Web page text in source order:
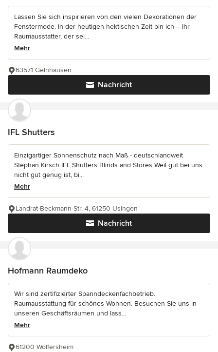
Lassen Sie sich inspirieren von den vielen Dekorationen der
Fenstermode. In der heutigen hektischen Zeit bin ich – Ihr
Raumausstatter, der sei...
Mehr
Nachricht
63571 Gelnhausen
IFL Shutters
Einzigartiger Sonnenschutz nach Maß - deutschlandweit
Stephan Kirsch IFL Shutters Blinds and Stores Weil gut bei uns
nicht gut genug ist, bi...
Mehr
Nachricht
Landrat-Beckmann-Str. 4, 61250 Usingen
Hofmann Raumdeko
Wir sind zertifizierter Spanndeckenfachbetrieb.
Raumausstattung für schönes Wohnen. Besuchen Sie uns in
unseren Geschäftsräumen und lass...
Mehr
61200 Wölfersheim